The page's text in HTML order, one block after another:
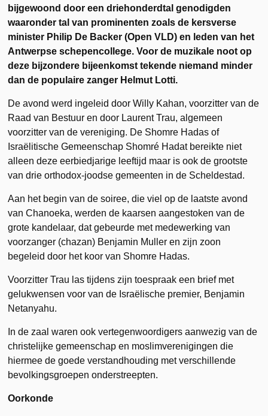
bijgewoond door een driehonderdtal genodigden
waaronder tal van prominenten zoals de kersverse
minister Philip De Backer (Open VLD) en leden van het
Antwerpse schepencollege. Voor de muzikale noot op
deze bijzondere bijeenkomst tekende niemand minder
dan de populaire zanger Helmut Lotti.
De avond werd ingeleid door Willy Kahan, voorzitter van de
Raad van Bestuur en door Laurent Trau, algemeen
voorzitter van de vereniging. De Shomre Hadas of
Israëlitische Gemeenschap Shomré Hadat bereikte niet
alleen deze eerbiedjarige leeftijd maar is ook de grootste
van drie orthodox-joodse gemeenten in de Scheldestad.
Aan het begin van de soiree, die viel op de laatste avond
van Chanoeka, werden de kaarsen aangestoken van de
grote kandelaar, dat gebeurde met medewerking van
voorzanger (chazan) Benjamin Muller en zijn zoon
begeleid door het koor van Shomre Hadas.
Voorzitter Trau las tijdens zijn toespraak een brief met
gelukwensen voor van de Israëlische premier, Benjamin
Netanyahu.
In de zaal waren ook vertegenwoordigers aanwezig van de
christelijke gemeenschap en moslimverenigingen die
hiermee de goede verstandhouding met verschillende
bevolkingsgroepen onderstreepten.
Oorkonde